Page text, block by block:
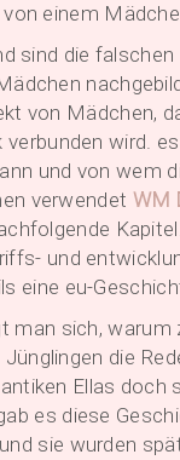
einem
sind die falschen
von Mädchen,
wird.
und von wem
verwendet WM
und
eine eu-
man sich, warum
die
Ellas doch
es diese
sie wurden